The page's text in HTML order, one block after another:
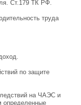
Ст.179 ТК РФ.
труда
по защите
на ЧАЭС и
определенные